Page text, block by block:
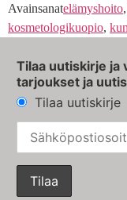
Avainsanatelämyshoito,
kosmetologikuopio,
Tilaa uutiskirje ja
tarjoukset ja
Tilaa uutiskirje